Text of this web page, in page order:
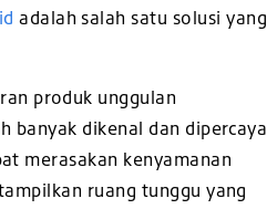
adalah salah satu solusi yang
produk unggulan
banyak dikenal dan dipercaya
merasakan kenyamanan
ruang tunggu yang